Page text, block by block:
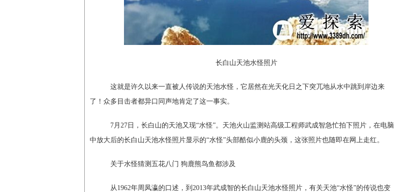
长白山天池水怪照片
这就是许久以来一直被人传说的天池水怪，它居然在光天化日之下突兀地从水中跳到岸边来
了！众多目击者都异口同声地肯定了这一事实。
7月27日，长白山的天池又现“水怪”。天池火山监测站高级工程师武成智急忙拍下照片，在电脑
中放大后的长白山天池水怪照片显示的“水怪”头部酷似小鹿的头颈，这张照片也随即在网上走红。
关于水怪猜测五花八门 狗鹿熊鸟鱼都涉及
从1962年周凤瀛的口述，到2013年武成智的长白山天池水怪照片，有关天池“水怪”的传说也变